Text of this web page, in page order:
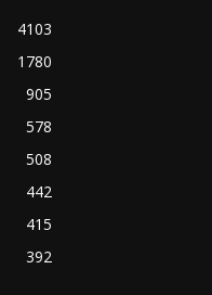
4103
1780
905
578
508
442
415
392